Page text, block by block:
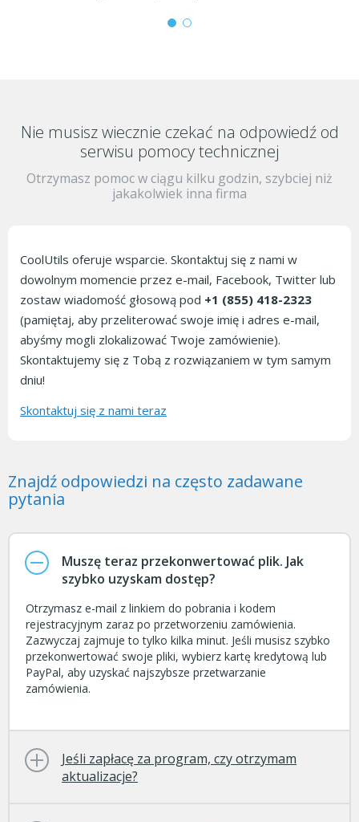
Nie musisz wiecznie czekać na odpowiedź od
serwisu pomocy technicznej
Otrzymasz pomoc w ciągu kilku godzin, szybciej niż
jakakolwiek inna firma
CoolUtils oferuje wsparcie. Skontaktuj się z nami w
dowolnym momencie przez e-mail, Facebook, Twitter lub
zostaw wiadomość głosową pod +1 (855) 418-2323
(pamiętaj, aby przeliterować swoje imię i adres e-mail,
abyśmy mogli zlokalizować Twoje zamówienie).
Skontaktujemy się z Tobą z rozwiązaniem w tym samym
dniu!
Skontaktuj się z nami teraz
Znajdź odpowiedzi na często zadawane
pytania
Muszę teraz przekonwertować plik. Jak
szybko uzyskam dostęp?
Otrzymasz e-mail z linkiem do pobrania i kodem
rejestracyjnym zaraz po przetworzeniu zamówienia.
Zazwyczaj zajmuje to tylko kilka minut. Jeśli musisz szybko
przekonwertować swoje pliki, wybierz kartę kredytową lub
PayPal, aby uzyskać najszybsze przetwarzanie
zamówienia.
Jeśli zapłacę za program, czy otrzymam
aktualizacje?